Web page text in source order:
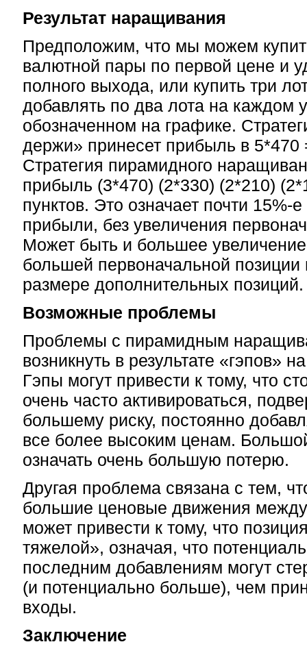
Результат наращивания
Предположим, что мы можем
валютной пары по первой цене и
полного выхода, или купить три
добавлять по два лота на каждом
обозначенном на графике.
держи» принесет прибыль в 5*470
Стратегия пирамидного
прибыль (3*470) (2*330) (2*210)
пунктов. Это означает почти 15%-
прибыли, без увеличения
Может быть и большее
большей первоначальной
размере дополнительных позиций.
Возможные проблемы
Проблемы с пирамидным
возникнуть в результате «гэпов»
Гэпы могут привести к тому, что
очень часто активироваться,
большему риску, постоянно
все более высоким ценам.
означать очень большую потерю.
Другая проблема связана с тем,
большие ценовые движения
может привести к тому, что
тяжелой», означая, что
последним добавлениям могут
(и потенциально больше), чем
входы.
Заключение